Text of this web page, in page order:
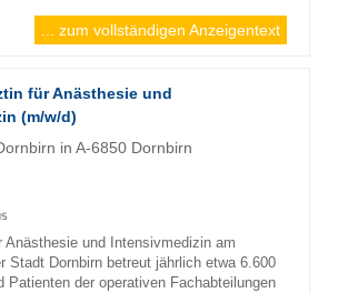
... zum vollständigen Anzeigentext
für Anästhesie und
(m/w/d)
in A-6850 Dornbirn
Anästhesie und Intensivmedizin am
Stadt Dornbirn betreut jährlich etwa 6.600
Patienten der operativen Fachabteilungen